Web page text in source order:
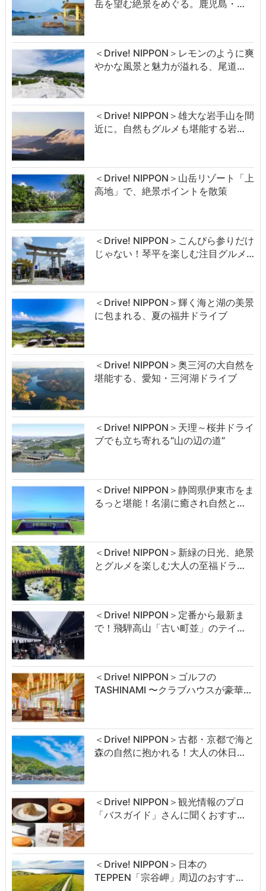
岳を望む絶景をめぐる。鹿児島・…
＜Drive! NIPPON＞レモンのように爽
やかな風景と魅力が溢れる、尾道…
＜Drive! NIPPON＞雄大な岩手山を間
近に。自然もグルメも堪能する岩…
＜Drive! NIPPON＞山岳リゾート「上
高地」で、絶景ポイントを散策
＜Drive! NIPPON＞こんぴら参りだけ
じゃない！琴平を楽しむ注目グルメ…
＜Drive! NIPPON＞輝く海と湖の美景
に包まれる、夏の福井ドライブ
＜Drive! NIPPON＞奥三河の大自然を
堪能する、愛知・三河湖ドライブ
＜Drive! NIPPON＞天理～桜井ドライ
ブでも立ち寄れる“山の辺の道”
＜Drive! NIPPON＞静岡県伊東市をま
るっと堪能！名湯に癒され自然と…
＜Drive! NIPPON＞新緑の日光、絶景
とグルメを楽しむ大人の至福ドラ…
＜Drive! NIPPON＞定番から最新ま
で！飛騨高山「古い町並」のテイ…
＜Drive! NIPPON＞ゴルフの
TASHINAMI 〜クラブハウスが豪華…
＜Drive! NIPPON＞古都・京都で海と
森の自然に抱かれる！大人の休日…
＜Drive! NIPPON＞観光情報のプロ
「バスガイド」さんに聞くおすす…
＜Drive! NIPPON＞日本の
TEPPEN「宗谷岬」周辺のおすす…